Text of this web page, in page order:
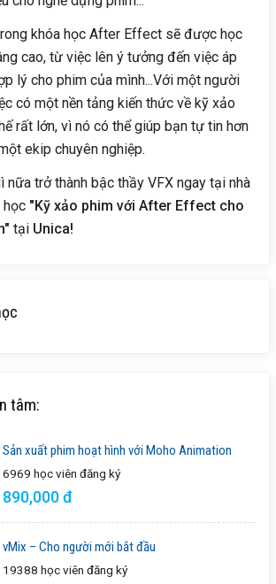
khóa học After Effect sẽ được học
cao, từ việc lên ý tưởng đến việc áp
lý cho phim của mình...Với một người
có một nền tảng kiến thức về kỹ xảo
rất lớn, vì nó có thể giúp bạn tự tin hơn
ekip chuyên nghiệp.
trở thành bậc thầy VFX ngay tại nhà
học "Kỹ xảo phim với After Effect cho
tại Unica!
tâm:
Sản xuất phim hoạt hình với Moho Animation
6969 học viên đăng ký
890,000 đ
vMix – Cho người mới bắt đầu
19388 học viên đăng ký